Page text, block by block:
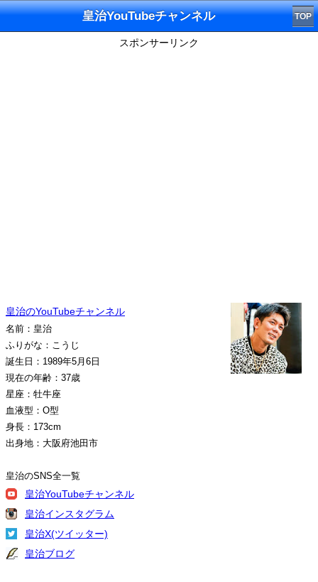
皇治YouTubeチャンネル TOP
スポンサーリンク
皇治のYouTubeチャンネル
名前：皇治
ふりがな：こうじ
誕生日：1989年5月6日
現在の年齢：37歳
星座：牡牛座
血液型：O型
身長：173cm
出身地：大阪府池田市
皇治のSNS全一覧
皇治YouTubeチャンネル
皇治インスタグラム
皇治X(ツイッター)
皇治ブログ